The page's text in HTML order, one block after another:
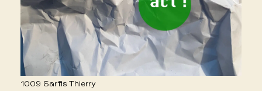
1009 Sarfis Thierry